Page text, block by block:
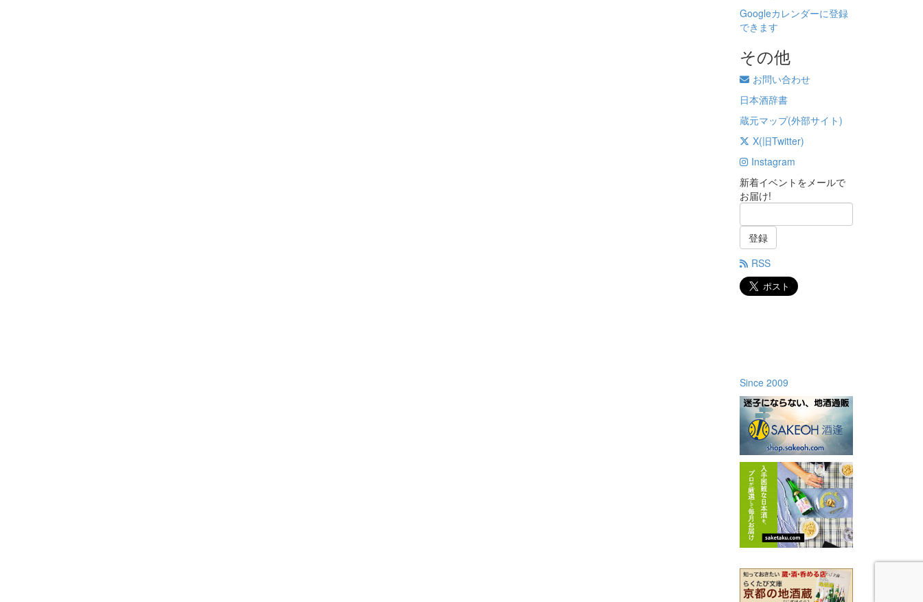
Googleカレンダーに登録
できます
その他
お問い合わせ
日本酒辞書
蔵元マップ(外部サイト)
X(旧Twitter)
Instagram
新着イベントをメールで
お届け!
登録
RSS
Since 2009